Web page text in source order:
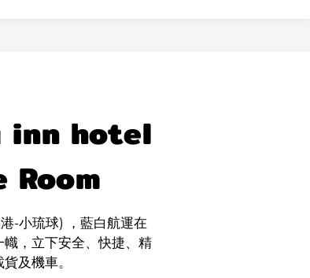
inn hotel
-小琉球) ，藍白航運在
，立下安全、快捷、精
及機車。